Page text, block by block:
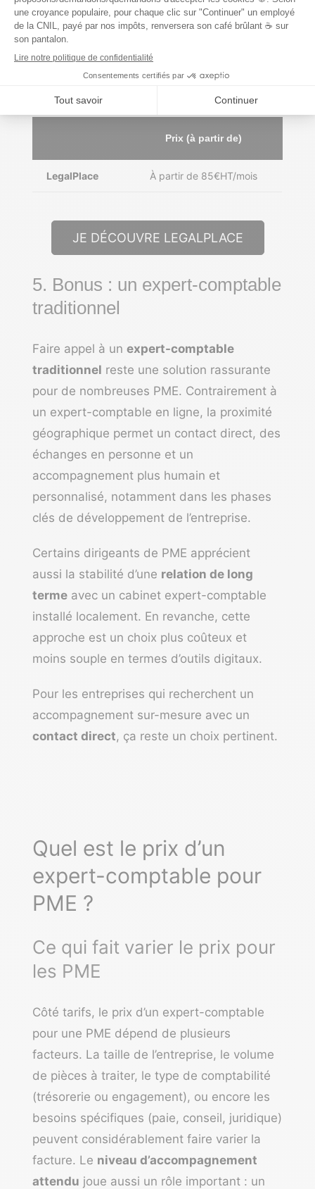
Autre atout de LegalPlace : sapolyvalence,
qui lui permet de couvrir la plupart des
manque de transparence sur les prix,
Prix (à partir de)
LegalPlace À partir de 85€HT/mois
JE DÉCOUVRE LEGALPLACE
5. Bonus : un expert-comptable
traditionnel
Faire appel à un expert-comptable
traditionnel reste une solution rassurante
pour de nombreuses PME. Contrairement à
un expert-comptable en ligne, la proximité
géographique permet un contact direct, des
échanges en personne et un
accompagnement plus humain et
personnalisé, notamment dans les phases
clés de développement de l’entreprise.
Certains dirigeants de PME apprécient
aussi la stabilité d’une relation de long
terme avec un cabinet expert-comptable
installé localement. En revanche, cette
approche est un choix plus coûteux et
moins souple en termes d’outils digitaux.
Pour les entreprises qui recherchent un
accompagnement sur-mesure avec un
contact direct, ça reste un choix pertinent.
Quel est le prix d’un
expert-comptable pour
PME ?
Ce qui fait varier le prix pour
les PME
Côté tarifs, le prix d’un expert-comptable
pour une PME dépend de plusieurs
facteurs. La taille de l’entreprise, le volume
de pièces à traiter, le type de comptabilité
(trésorerie ou engagement), ou encore les
besoins spécifiques (paie, conseil, juridique)
peuvent considérablement faire varier la
facture. Le niveau d’accompagnement
attendu joue aussi un rôle important : un